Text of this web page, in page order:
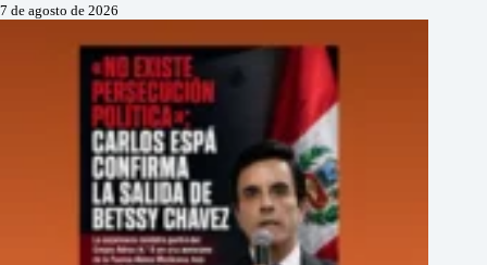
7 de agosto de 2026